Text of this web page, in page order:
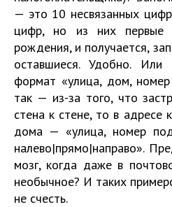
— это 10 несвязанных
цифр, но из них
рождения, и получается,
оставшиеся. Удобно.
формат «улица, дом,
так — из-за того, что
стена к стене, то в адресе
дома — «улица, номер
налево|прямо|направо».
мозг, когда даже в
необычное? И таких
не счесть.